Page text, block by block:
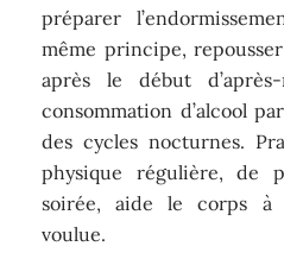
préparer
même principe,
après le début
consommation d’alcool
des cycles nocturnes.
physique régulière, de
soirée, aide le corps à
voulue.